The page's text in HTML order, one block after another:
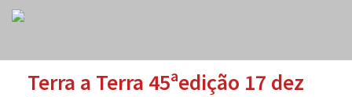
Terra a Terra 45ªedição 17 dez